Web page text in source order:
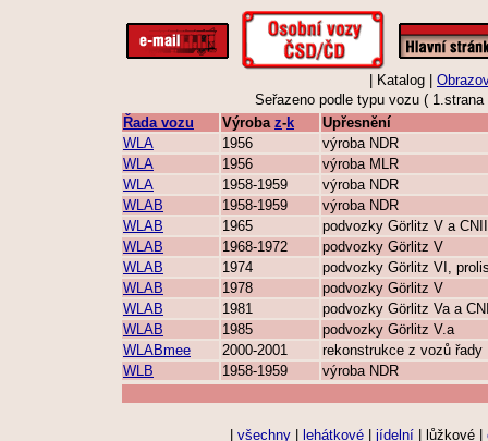
| Katalog |
Seřazeno podle typu vozu (
Řada vozu
Výroba z-k
Upřesnění
WLA
1956
výroba NDR
WLA
1956
výroba MLR
WLA
1958-1959
výroba NDR
WLAB
1958-1959
výroba NDR
WLAB
1965
podvozky Görlitz V a
WLAB
1968-1972
podvozky Görlitz V
WLAB
1974
podvozky Görlitz VI,
WLAB
1978
podvozky Görlitz V
WLAB
1981
podvozky Görlitz Va a
WLAB
1985
podvozky Görlitz V.a
WLABmee
2000-2001
rekonstrukce z vozů řady
WLB
1958-1959 výroba NDR
všechny| lehátkové| jídelní| lůžkové |